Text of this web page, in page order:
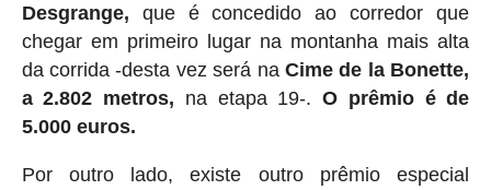
Desgrange, que é concedido ao corredor que
chegar em primeiro lugar na montanha mais alta
da corrida -desta vez será naCime de la Bonette,
a 2.802 metros, na etapa 19-.O prêmio é de
5.000 euros.
Por outro lado, existe outro prêmio especial